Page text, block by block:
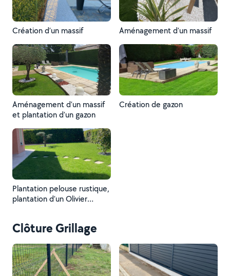
Création d’un massif Aménagement d’un massif
Aménagement d’un massif
et plantation d’un gazon
Création de gazon
Plantation pelouse rustique,
plantation d’un Olivier
Clôture Grillage